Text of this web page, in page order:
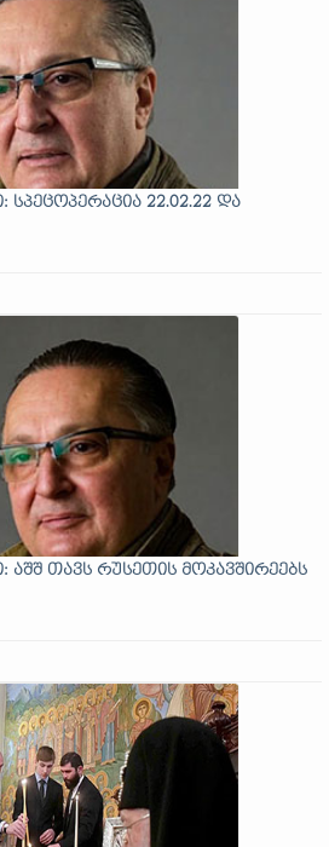
22.02.22 და
აშშ თავს რუსეთის მოკავშირეებს